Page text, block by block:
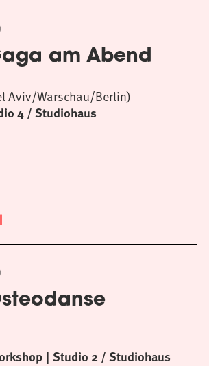
am Abend
4 / Studiohaus
Aviv/Warschau/Berlin)
Studio 2 / Studiohaus